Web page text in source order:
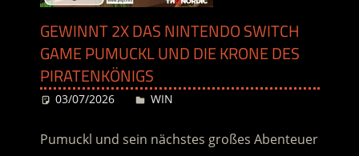
GEWINNT 2X DAS NINTENDO SWITCH
GAME PUMUCKL UND DIE KRONE DES
PIRATENKÖNIGS
03/07/2026 Desiree
WIN
Pumuckl und sein nächstes großes Abenteuer